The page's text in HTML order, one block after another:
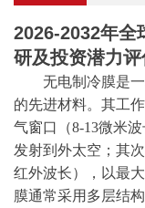
2026-2032年全
研及投资潜力
无电制冷膜是
的先进材料。其工
气窗口（8-13微米
发射到外太空；其
红外波长），以最
膜通常采用多层结